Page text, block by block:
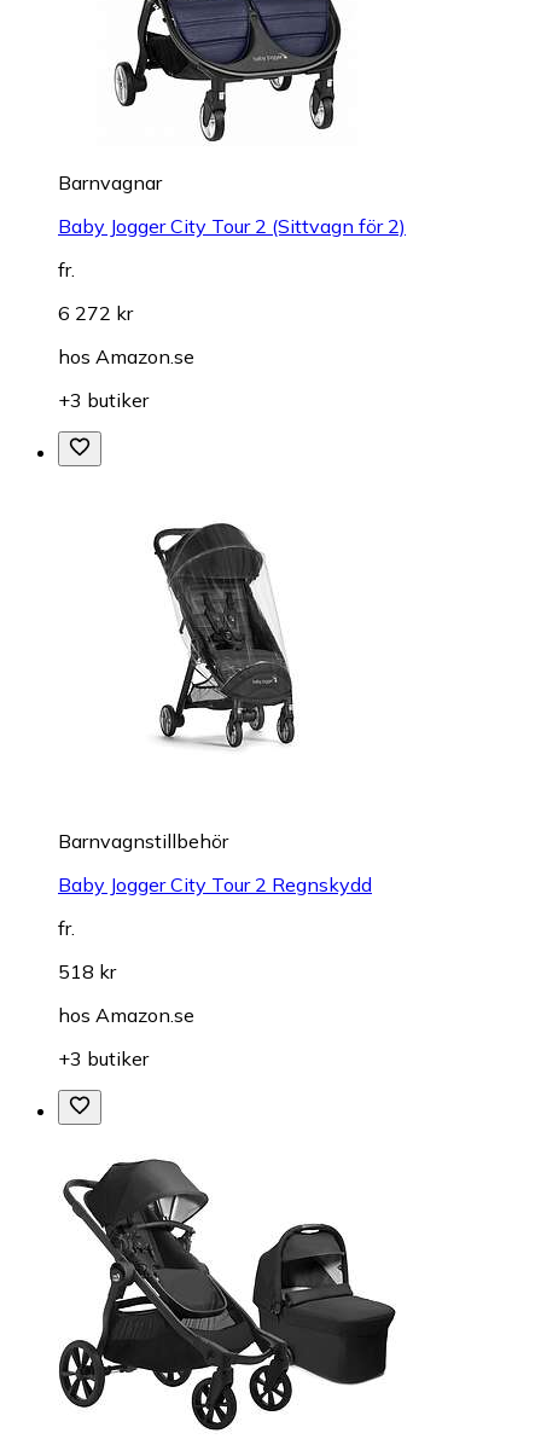
Barnvagnar
Baby Jogger City Tour 2 (Sittvagn för 2)
fr.
6 272 kr
hos Amazon.se
+3 butiker
Barnvagnstillbehör
Baby Jogger City Tour 2 Regnskydd
fr.
518 kr
hos Amazon.se
+3 butiker